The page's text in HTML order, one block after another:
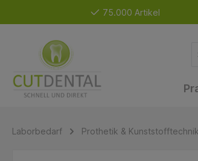
75.000 Artikel
Laborbedarf Prothetik & Kunststofftechnik